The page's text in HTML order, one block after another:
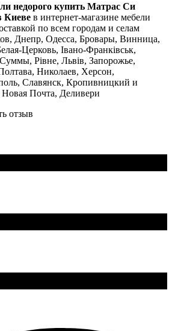
недорого купить Матрас Си
Киеве в интернет-магазине мебели
по всем городам и селам
Днепр, Одесса, Бровары, Винница,
Церковь, Івано-Франківськ,
Рівне, Львів, Запорожье,
Николаев, Херсон,
Славянск, Кропивницкий и
Новая Почта, Деливери
отзыв